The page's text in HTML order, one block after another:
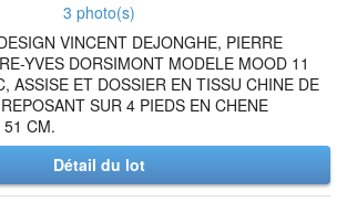
3 photo(s)
VINCENT DEJONGHE, PIERRE
YVES DORSIMONT MODELE MOOD 11
ASSISE ET DOSSIER EN TISSU CHINE DE
SUR 4 PIEDS EN CHENE
51 CM.
Détail du lot